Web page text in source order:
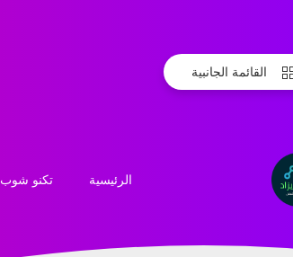
القائمة الجانبية
الرئيسية تكنو شوب